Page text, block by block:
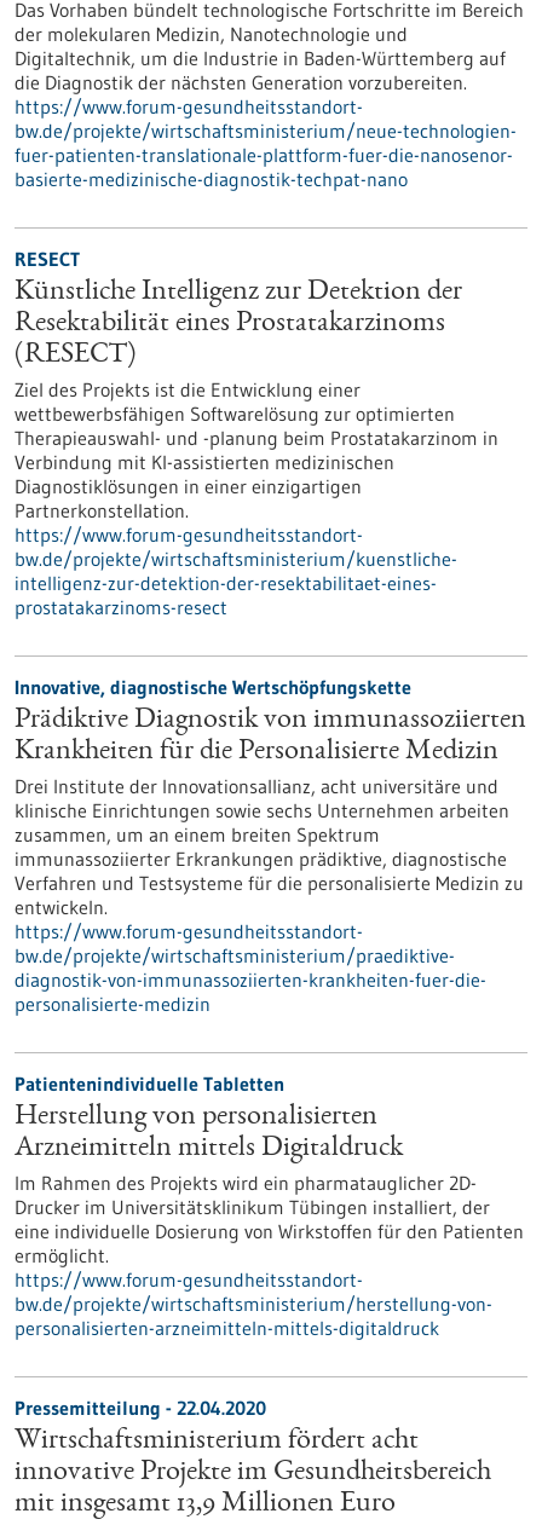
Das Vorhaben bündelt technologische Fortschritte im Bereich
der molekularen Medizin, Nanotechnologie und
Digitaltechnik, um die Industrie in Baden-Württemberg auf
die Diagnostik der nächsten Generation vorzubereiten.
https://www.forum-gesundheitsstandort-
bw.de/projekte/wirtschaftsministerium/neue-technologien-
fuer-patienten-translationale-plattform-fuer-die-nanosenor-
basierte-medizinische-diagnostik-techpat-nano
RESECT
Künstliche Intelligenz zur Detektion der
Resektabilität eines Prostatakarzinoms
(RESECT)
Ziel des Projekts ist die Entwicklung einer
wettbewerbsfähigen Softwarelösung zur optimierten
Therapieauswahl- und -planung beim Prostatakarzinom in
Verbindung mit KI-assistierten medizinischen
Diagnostiklösungen in einer einzigartigen
Partnerkonstellation.
https://www.forum-gesundheitsstandort-
bw.de/projekte/wirtschaftsministerium/kuenstliche-
intelligenz-zur-detektion-der-resektabilitaet-eines-
prostatakarzinoms-resect
Innovative, diagnostische Wertschöpfungskette
Prädiktive Diagnostik von immunassoziierten
Krankheiten für die Personalisierte Medizin
Drei Institute der Innovationsallianz, acht universitäre und
klinische Einrichtungen sowie sechs Unternehmen arbeiten
zusammen, um an einem breiten Spektrum
immunassoziierter Erkrankungen prädiktive, diagnostische
Verfahren und Testsysteme für die personalisierte Medizin zu
entwickeln.
https://www.forum-gesundheitsstandort-
bw.de/projekte/wirtschaftsministerium/praediktive-
diagnostik-von-immunassoziierten-krankheiten-fuer-die-
personalisierte-medizin
Patientenindividuelle Tabletten
Herstellung von personalisierten
Arzneimitteln mittels Digitaldruck
Im Rahmen des Projekts wird ein pharmatauglicher 2D-
Drucker im Universitätsklinikum Tübingen installiert, der
eine individuelle Dosierung von Wirkstoffen für den Patienten
ermöglicht.
https://www.forum-gesundheitsstandort-
bw.de/projekte/wirtschaftsministerium/herstellung-von-
personalisierten-arzneimitteln-mittels-digitaldruck
Pressemitteilung - 22.04.2020
Wirtschaftsministerium fördert acht
innovative Projekte im Gesundheitsbereich
mit insgesamt 13,9 Millionen Euro